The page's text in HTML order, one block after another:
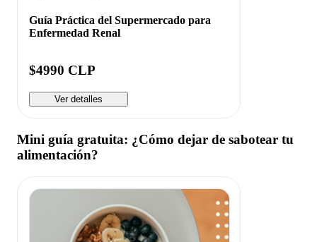
Guía Práctica del Supermercado para
Enfermedad Renal
$4990 CLP
Ver detalles
Mini guía gratuita: ¿Cómo dejar de sabotear tu
alimentación?